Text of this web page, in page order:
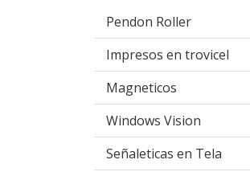
Pendon Roller
Impresos en trovicel
Magneticos
Windows Vision
Señaleticas en Tela